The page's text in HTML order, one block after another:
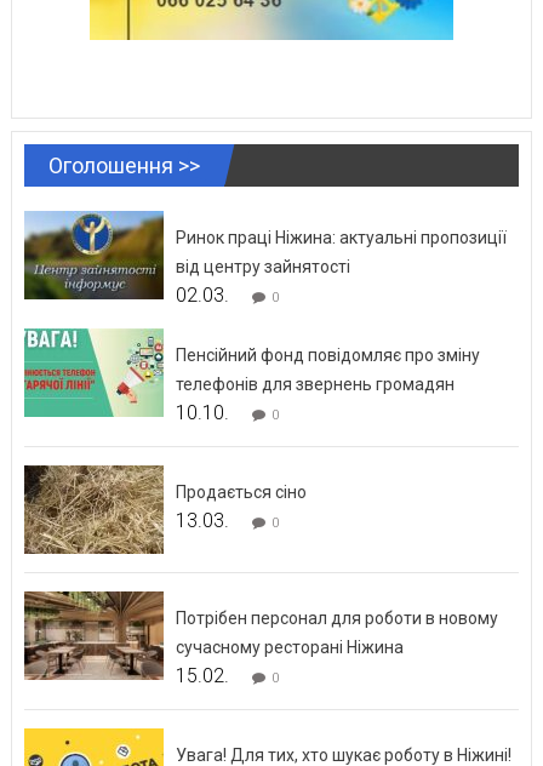
Оголошення >>
Ринок праці Ніжина: актуальні пропозиції
від центру зайнятості
02.03. 0
Пенсійний фонд повідомляє про зміну
телефонів для звернень громадян
10.10. 0
Продається сіно
13.03. 0
Потрібен персонал для роботи в новому
сучасному ресторані Ніжина
15.02. 0
Увага! Для тих, хто шукає роботу в Ніжині!